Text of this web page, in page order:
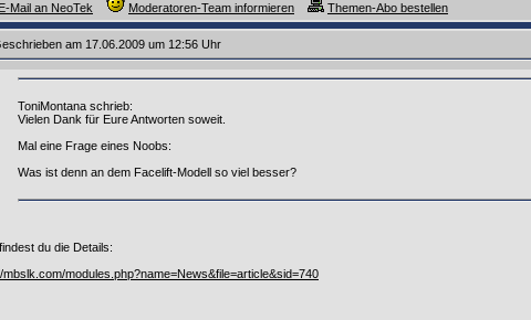
E-Mail an NeoTek Moderatoren-Team informieren Themen-Abo bestellen
am 17.06.2009 um 12:56 Uhr
ToniMontana schrieb:
Vielen Dank für Eure Antworten soweit.
Mal eine Frage eines Noobs:
Was ist denn an dem Facelift-Modell so viel besser?
du die Details:
mbslk.com/modules.php?name=News&file=article&sid=740